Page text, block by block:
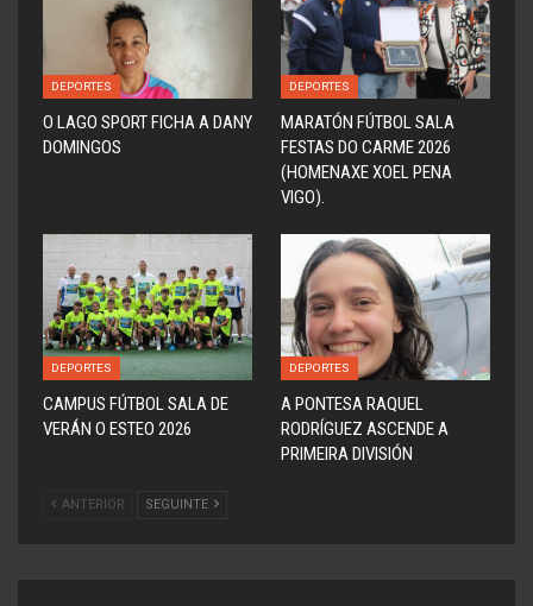
DEPORTES
O LAGO SPORT FICHA A DANY
DOMINGOS
DEPORTES
MARATÓN FÚTBOL SALA
FESTAS DO CARME 2026
(HOMENAXE XOEL PENA
VIGO).
DEPORTES
CAMPUS FÚTBOL SALA DE
VERÁN O ESTEO 2026
DEPORTES
A PONTESA RAQUEL
RODRÍGUEZ ASCENDE A
PRIMEIRA DIVISIÓN
ANTERIOR SEGUINTE